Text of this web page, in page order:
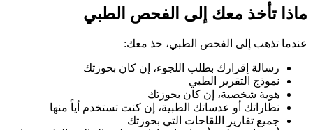
ماذا تأخذ معك إلى الفحص الطبي
عندما تذهب إلى الفحص الطبي، خذ معك:
رسالة إقرارك بطلب اللجوء، إن كان بحوزتك
نموذج التقرير الطبي
هوية شخصية، إن كان بحوزتك
نظاراتك أو عدساتك الطبية، إن كنت تستخدم أياً منها
جميع تقارير اللقاحات التي بحوزتك